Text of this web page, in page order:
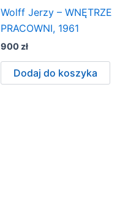
Wolff Jerzy – WNĘTRZE
PRACOWNI, 1961
900 zł
Dodaj do koszyka